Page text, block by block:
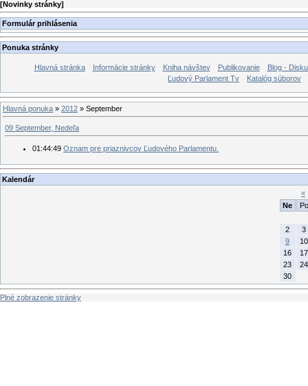
[Novinky stránky]
Formulár prihlásenia
Ponuka stránky
Hlavná stránka Informácie stránky Kniha návštev Publikovanie
Blog -
Ľudový Parlament Tv
Katalóg súborov
Hlavná ponuka » 2012 » September
09 September, Nedeľa
01:44:49 Oznam pre priaznivcov Ľudového Parlamentu.
Kalendár
«
Ne
Po
2
3
9
10
16
17
23
24
30
Plné zobrazenie stránky